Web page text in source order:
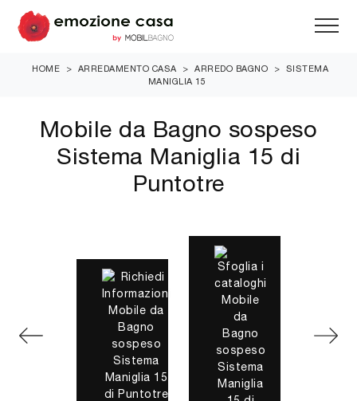
HOME > ARREDAMENTO CASA > ARREDO BAGNO >
SISTEMA
MANIGLIA 15
Mobile da Bagno sospeso
Sistema Maniglia 15 di
Puntotre